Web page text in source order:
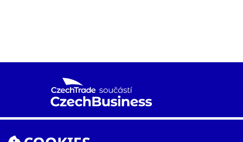
Agentura CzechTrade je již od roku 1997 národní